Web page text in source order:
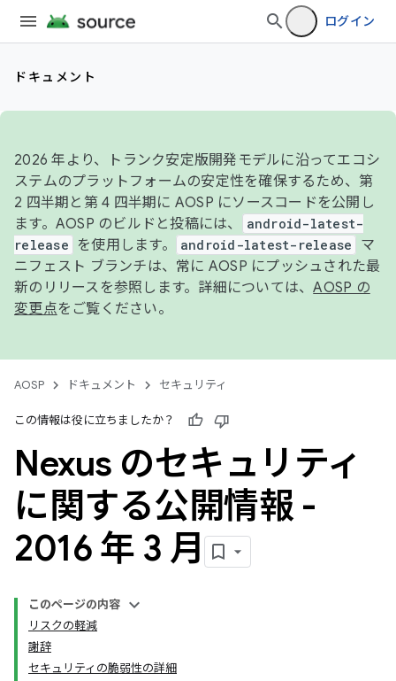
ログイン
ドキュメント
2026 年より、トランク安定版開発モデルに沿ってエコシ
ステムのプラットフォームの安定性を確保するため、第
2 四半期と第 4 四半期に AOSP にソースコードを公開し
ます。AOSP のビルドと投稿には、
android-latest-
release
を使用します。 android-latest-release
マ
ニフェスト ブランチは、常に AOSP にプッシュされた最
新のリリースを参照します。詳細については、AOSP の
変更点をご覧ください。
AOSP ドキュメント セキュリティ
この情報は役に立ちましたか？
Nexus のセキュリティ
に関する公開情報 -
2016 年 3 月
このページの内容
リスクの軽減
謝辞
セキュリティの脆弱性の詳細